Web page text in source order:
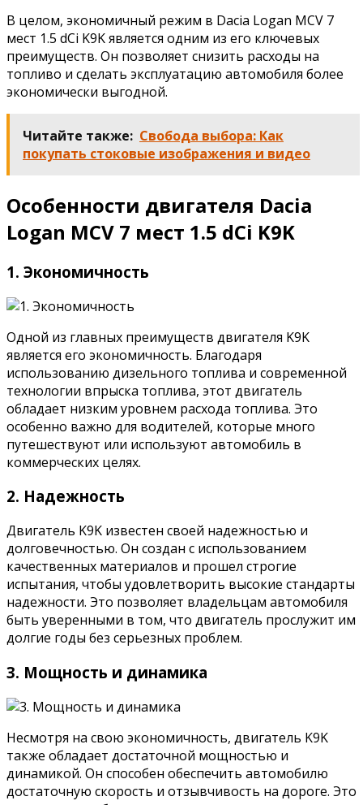
В целом, экономичный режим в Dacia Logan MCV 7
мест 1.5 dCi K9K является одним из его ключевых
преимуществ. Он позволяет снизить расходы на
топливо и сделать эксплуатацию автомобиля более
экономически выгодной.
Читайте также: Свобода выбора: Как
покупать стоковые изображения и видео
Особенности двигателя Dacia
Logan MCV 7 мест 1.5 dCi K9K
1. Экономичность
Одной из главных преимуществ двигателя K9K
является его экономичность. Благодаря
использованию дизельного топлива и современной
технологии впрыска топлива, этот двигатель
обладает низким уровнем расхода топлива. Это
особенно важно для водителей, которые много
путешествуют или используют автомобиль в
коммерческих целях.
2. Надежность
Двигатель K9K известен своей надежностью и
долговечностью. Он создан с использованием
качественных материалов и прошел строгие
испытания, чтобы удовлетворить высокие стандарты
надежности. Это позволяет владельцам автомобиля
быть уверенными в том, что двигатель прослужит им
долгие годы без серьезных проблем.
3. Мощность и динамика
Несмотря на свою экономичность, двигатель K9K
также обладает достаточной мощностью и
динамикой. Он способен обеспечить автомобилю
достаточную скорость и отзывчивость на дороге. Это